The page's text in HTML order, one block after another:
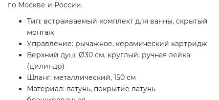
по Москве и России.
Тип: встраиваемый комплект для ванны, скрытый
монтаж
Управление: рычажное, керамический картридж
Верхний душ: Ø30 см, круглый; ручная лейка
(цилиндр)
Шланг: металлический, 150 см
Материал: латунь, покрытие латунь